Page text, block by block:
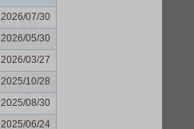
2026/07/30
2026/05/30
2026/03/27
2025/10/28
2025/08/30
2025/06/24